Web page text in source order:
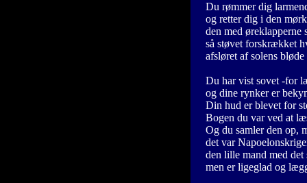
Du rømmer dig
og retter dig i den
den med øreklapperne
så støvet forskrækket
afsløret af solens
Du har vist sovet -for
og dine rynker er
Din hud er blevet for
Bogen du var ved at
Og du samler den op,
det var
den lille mand med det
men er ligeglad og